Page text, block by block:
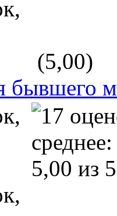
(5,00)
бывшего